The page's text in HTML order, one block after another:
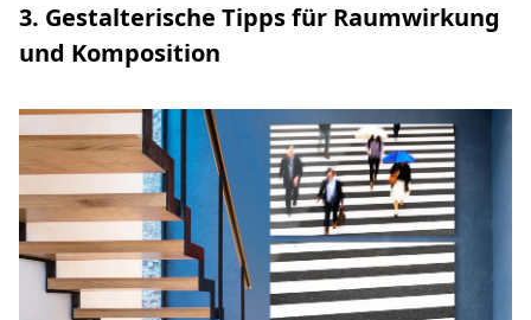
3. Gestalterische Tipps für Raumwirkung
und Komposition